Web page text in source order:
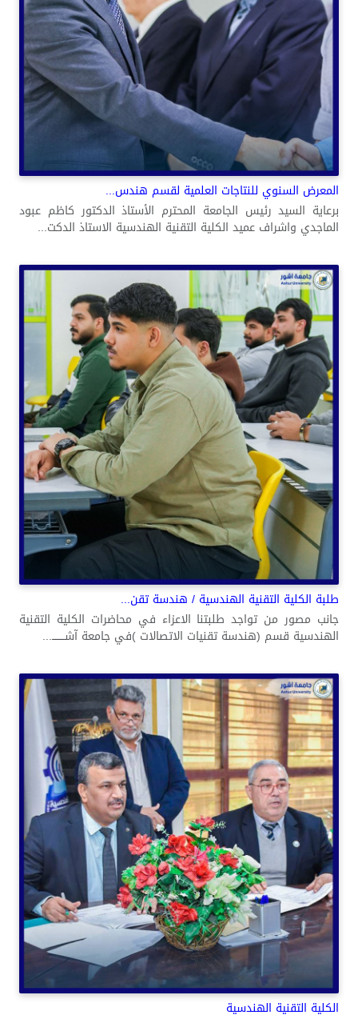
المعرض السنوي للنتاجات العلمية لقسم هندس...
برعاية السيد رئيس الجامعة المحترم الأستاذ الدكتور كاظم عبود
الماجدي واشراف عميد الكلية التقنية الهندسية الاستاذ الدكت...
طلبة الكلية التقنية الهندسية / هندسة تقن...
جانب مصور من تواجد طلبتنا الاعزاء في محاضرات الكلية التقنية
الهندسية قسم (هندسة تقنيات الاتصالات )في جامعة آشــــــــ...
الكلية التقنية الهندسية